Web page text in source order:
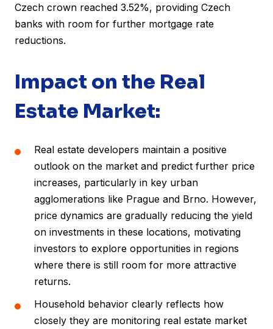
Czech crown reached 3.52%, providing Czech
banks with room for further mortgage rate
reductions.
Impact on the Real
Estate Market:
Real estate developers maintain a positive
outlook on the market and predict further price
increases, particularly in key urban
agglomerations like Prague and Brno. However,
price dynamics are gradually reducing the yield
on investments in these locations, motivating
investors to explore opportunities in regions
where there is still room for more attractive
returns.
Household behavior clearly reflects how
closely they are monitoring real estate market